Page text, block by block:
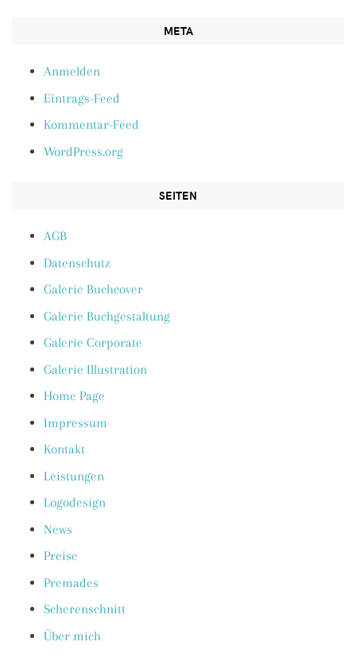
META
Anmelden
Eintrags-Feed
Kommentar-Feed
WordPress.org
SEITEN
AGB
Datenschutz
Galerie Buchcover
Galerie Buchgestaltung
Galerie Corporate
Galerie Illustration
Home Page
Impressum
Kontakt
Leistungen
Logodesign
News
Preise
Premades
Scherenschnitt
Über mich